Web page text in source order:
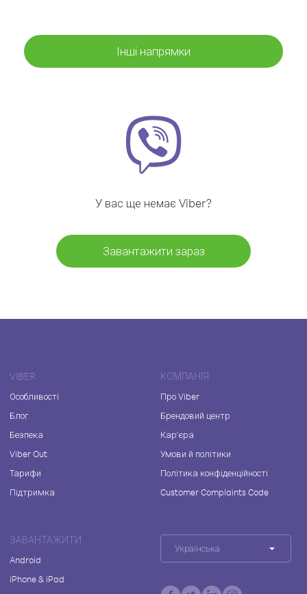
Інші напрямки
У вас ще немає Viber?
Завантажити зараз
VIBER
Особливості
Блог
Безпека
Viber Out
Тарифи
Підтримка
КОМПАНІЯ
Про Viber
Брендовий центр
Кар'єра
Умови й політики
Політика конфіденційності
Customer Complaints Code
ЗАВАНТАЖИТИ
Android
iPhone & iPad
Українська